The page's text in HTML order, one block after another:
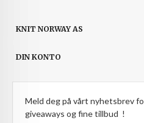
KNIT NORWAY AS
DIN KONTO
NYHETSBREV
PARTNERE
Meld deg på vårt nyhetsbrev
giveaways og fine tillbud !